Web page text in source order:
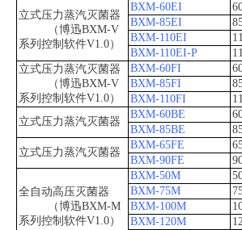
立式压力蒸汽灭菌器
（博迅BXM-V
系列控制软件V1.0）
BXM-60EI
BXM-85EI
BXM-110EI
BXM-110EI-P
立式压力蒸汽灭菌器
（博迅BXM-V
系列控制软件V1.0）
BXM-60FI
BXM-85FI
BXM-110FI
立式压力蒸汽灭菌器
BXM-60BE
BXM-85BE
立式压力蒸汽灭菌器
BXM-65FE
BXM-90FE
全自动高压灭菌器
（博迅BXM-M
系列控制软件V1.0）
BXM-50M
BXM-75M
BXM-100M
BXM-120M